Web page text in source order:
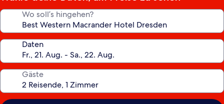
Wo soll’s hingehen?
Daten
Gäste